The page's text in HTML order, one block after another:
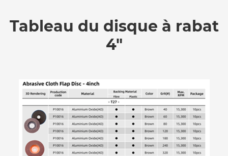
Tableau du disque à rabat
4"